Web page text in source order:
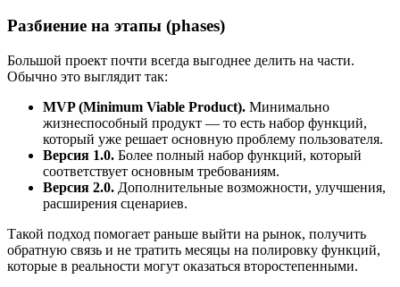
Разбиение на этапы (phases)
Большой проект почти всегда выгоднее делить на части.
Обычно это выглядит так:
MVP (Minimum Viable Product). Минимально
жизнеспособный продукт — то есть набор функций,
который уже решает основную проблему пользователя.
Версия 1.0. Более полный набор функций, который
соответствует основным требованиям.
Версия 2.0. Дополнительные возможности, улучшения,
расширения сценариев.
Такой подход помогает раньше выйти на рынок, получить
обратную связь и не тратить месяцы на полировку функций,
которые в реальности могут оказаться второстепенными.